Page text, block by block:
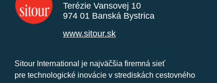
Terézie Vansovej 10
974 01 Banská Bystrica
www.sitour.sk
Sitour International je najväčšia firemná sieť
pre technologické inovácie v strediskách cestovného